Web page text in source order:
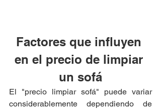
Factores que influyen
en el precio de limpiar
un sofá
El "precio limpiar sofá" puede variar
considerablemente dependiendo de